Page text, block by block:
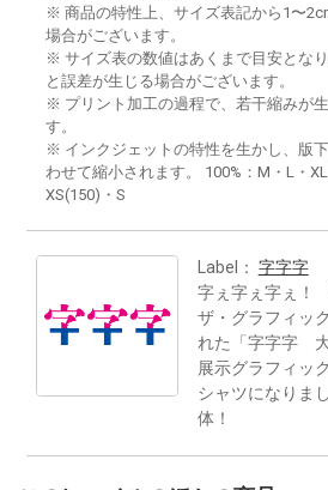
※ 商品の特性上、サイズ表記から1〜
場合がございます。
※ サイズ表の数値はあくまで目安とな
と誤差が生じる場合がございます。
※ プリント加工の過程で、若干縮みが
す。
※ インクジェットの特性を生かし、版
わせて縮小されます。 100%：M・L・XL
XS(150)・S
Label： 字字字
字ぇ字ぇ字ぇ！
ザ・グラフィッ
れた「字字字
展示グラフィッ
シャツになりま
体！